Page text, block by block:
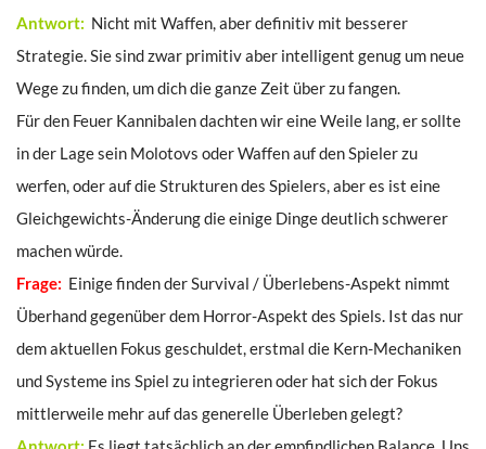
Antwort: Nicht mit Waffen, aber definitiv mit besserer
Strategie. Sie sind zwar primitiv aber intelligent genug um neue
Wege zu finden, um dich die ganze Zeit über zu fangen.
Für den Feuer Kannibalen dachten wir eine Weile lang, er sollte
in der Lage sein Molotovs oder Waffen auf den Spieler zu
werfen, oder auf die Strukturen des Spielers, aber es ist eine
Gleichgewichts-Änderung die einige Dinge deutlich schwerer
machen würde.
Frage: Einige finden der Survival / Überlebens-Aspekt nimmt
Überhand gegenüber dem Horror-Aspekt des Spiels. Ist das nur
dem aktuellen Fokus geschuldet, erstmal die Kern-Mechaniken
und Systeme ins Spiel zu integrieren oder hat sich der Fokus
mittlerweile mehr auf das generelle Überleben gelegt?